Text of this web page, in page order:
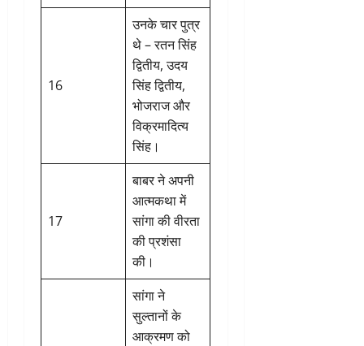
16
उनके चार पुत्र
थे – रतन सिंह
द्वितीय, उदय
सिंह द्वितीय,
भोजराज और
विक्रमादित्य
सिंह।
17
बाबर ने अपनी
आत्मकथा में
सांगा की वीरता
की प्रशंसा
की।
सांगा ने
सुल्तानों के
आक्रमण को